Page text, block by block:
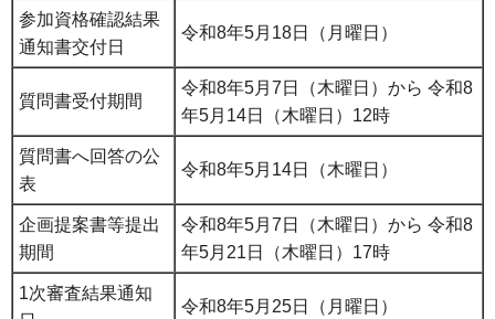
参加資格確認結果
通知書交付日
令和8年5月18日（月曜日）
質問書受付期間
令和8年5月7日（木曜日）から 令和8
年5月14日（木曜日）12時
質問書へ回答の公
表
令和8年5月14日（木曜日）
企画提案書等提出
期間
令和8年5月7日（木曜日）から 令和8
年5月21日（木曜日）17時
1次審査結果通知
令和8年5月25日（月曜日）